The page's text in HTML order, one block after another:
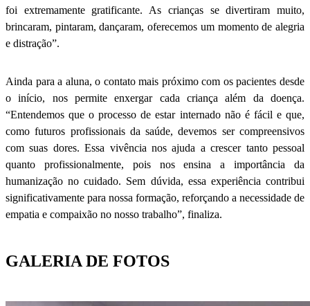
foi extremamente gratificante. As crianças se divertiram muito,
brincaram, pintaram, dançaram, oferecemos um momento de alegria
e distração”.
Ainda para a aluna, o contato mais próximo com os pacientes desde
o início, nos permite enxergar cada criança além da doença.
“Entendemos que o processo de estar internado não é fácil e que,
como futuros profissionais da saúde, devemos ser compreensivos
com suas dores. Essa vivência nos ajuda a crescer tanto pessoal
quanto profissionalmente, pois nos ensina a importância da
humanização no cuidado. Sem dúvida, essa experiência contribui
significativamente para nossa formação, reforçando a necessidade de
empatia e compaixão no nosso trabalho”, finaliza.
GALERIA DE FOTOS